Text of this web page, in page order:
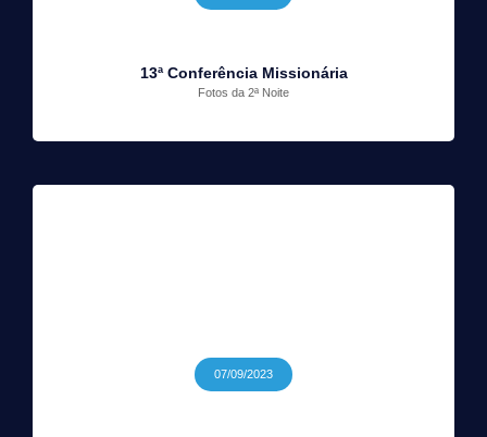
13ª Conferência Missionária
Fotos da 2ª Noite
07/09/2023